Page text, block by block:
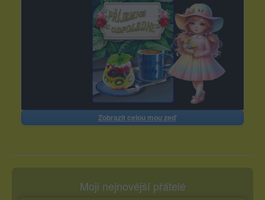
Zobrazit celou mou zeď
Moji nejnovější přátelé